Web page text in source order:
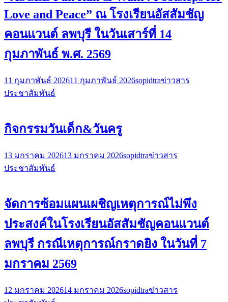
Love and Peace” ณ โรงเรียนอัสสัมชัญ
คอนแวนต์ ลพบุรี ในวันเสาร์ที่ 14
กุมภาพันธ์ พ.ศ. 2569
11 กุมภาพันธ์ 202611 กุมภาพันธ์ 2026sopidtraข่าวสาร
ประชาสัมพันธ์
กิจกรรมวันเด็ก&วันครู
13 มกราคม 202613 มกราคม 2026sopidtraข่าวสาร
ประชาสัมพันธ์
จัดการซ้อมแผนเผชิญเหตุการณ์ไม่พึง
ประสงค์ในโรงเรียนอัสสัมชัญคอนแวนต์
ลพบุรี กรณีเหตุการณ์กราดยิง ในวันที่ 7
มกราคม 2569
12 มกราคม 202614 มกราคม 2026sopidtraข่าวสาร